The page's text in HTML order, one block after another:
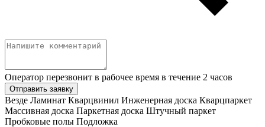
Оператор перезвонит в рабочее время в течение 2 часов
Отправить заявку
Везде Ламинат Кварцвинил Инженерная доска Кварцпаркет
Массивная доска Паркетная доска Штучный паркет
Пробковые полы Подложка